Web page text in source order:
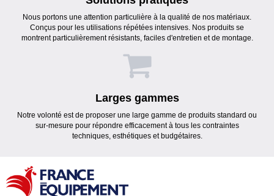
Nous portons une attention particulière à la qualité de nos matériaux.
Conçus pour les utilisations répétées intensives. Nos produits se
montrent particulièrement résistants, faciles d'entretien et de montage.
Larges gammes
Notre volonté est de proposer une large gamme de produits standard ou
sur-mesure pour répondre efficacement à tous les contraintes
techniques, esthétiques et budgétaires.